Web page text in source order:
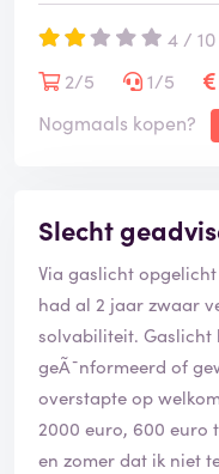
4 / 10
2/5
1/5
Nogmaals kopen?
Slecht
Via gaslicht
had al 2 jaar zwaar
solvabiliteit. Gaslicht
geÃ¯nformeerd of
overstapte op
2000 euro, 600 euro
en zomer dat ik niet